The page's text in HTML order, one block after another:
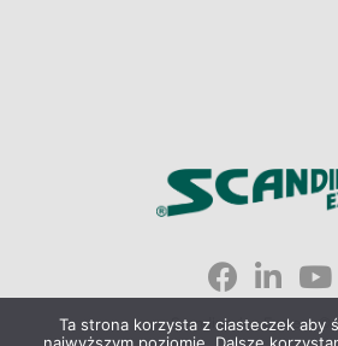
Scandinavian Express ©
Ta strona korzysta z ciasteczek aby